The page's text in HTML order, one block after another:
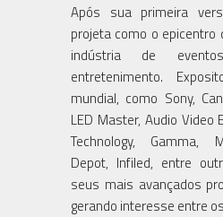
Após sua primeira
projeta como o epicentro
indústria de
entretenimento.
mundial, como Sony,
LED Master, Audio Video
Technology, Gamma,
Depot, Infiled, entre
seus mais avançados
gerando interesse entre